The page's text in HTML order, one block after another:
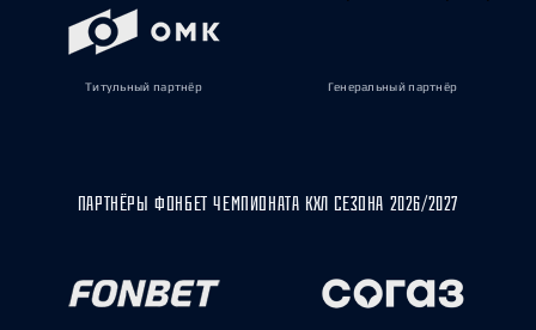
Титульный партнёр Генеральный партнёр
ПАРТНЁРЫ ФОНБЕТ ЧЕМПИОНАТА КХЛ СЕЗОНА 2026/2027